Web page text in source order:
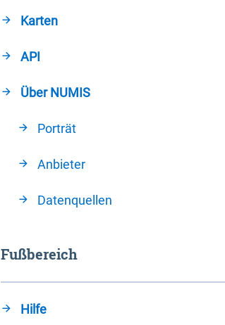
Karten
API
Über NUMIS
Porträt
Anbieter
Datenquellen
Fußbereich
Hilfe